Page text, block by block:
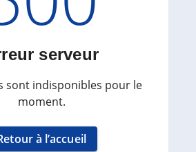
serveur
sont indisponibles pour le
moment.
à l’accueil